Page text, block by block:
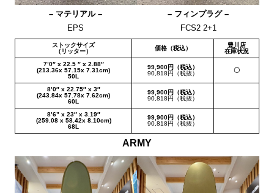
– マテリアル –
EPS
– フィンプラグ –
FCS2 2+1
ストックサイズ
（リッター）
価格（税込）
豊川店
在庫状況
7’0″ x 22.5 ″ x 2.88″
(213.36x 57.15x 7.31cm)
50L
99,900円（税込）
90,818円（税抜）
〇
8’0″ x 22.75″ x 3″
(243.84x 57.78x 7.62cm)
60L
99,900円（税込）
90,818円（税抜）
8’6” x 23″ x 3.19″
(259.08 x 58.42x 8.10cm)
68L
99,900円（税込）
90,818円（税抜）
ARMY